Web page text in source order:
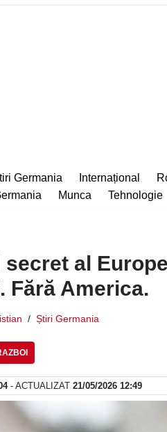
Germania Internațional
Munca Tehnologie
secret al
Fără America.
Știri Germania
- ACTUALIZAT 21/05/2026 12:49